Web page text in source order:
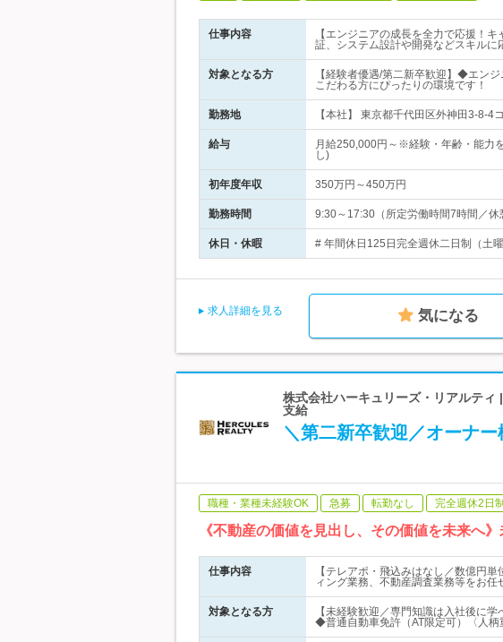
仕事内容
【エンジニアの成長を全力で応援！
証、システム設計や開発などスキルに
対象となる方
【経験者優遇/第二新卒歓迎】◆エン
こだわる方にぴったりの環境です！
勤務地 【本社】 東京都千代田区外神田3-8-
給与
月給250,000円～※経験・年齢・能力
し)
初年度年収 350万円～450万円
勤務時間 9:30～17:30（所定労働時間7時間／
休日・休暇 # 年間休日125日完全週休二日制（土
求人詳細を見る 気になる
株式会社ハーキュリーズ・リアルテ
支給
＼第二新卒歓迎／オーナ
職種・業種未経験OK 急募 転勤なし 完全週休2日制
《不動産の価値を見出し、その価値を未来へ
仕事内容
【テレアポ・飛込みはなし／数億円
ィング業務、不動産調査業務等をお任
対象となる方
【未経験歓迎／専門知識は入社後に
◆普通自動車免許（AT限定可）〈人柄